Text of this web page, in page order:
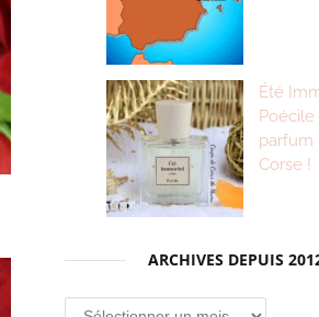
Été
parfum
Corse !
ARCHIVES DEPUIS
Archives